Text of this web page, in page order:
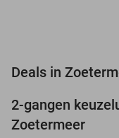
Deals in
NEW
TODAY
2-gangen
Zoetermeer